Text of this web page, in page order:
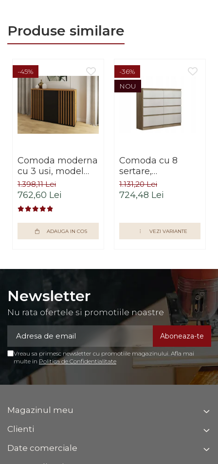
Produse similare
-45%
Comoda moderna
cu 3 usi, model
riflaj, negru/stejar
artisan, 120x88x44
cm, Bortis impex
1.398,11 Lei
762,60 Lei
ADAUGA IN COS
-36%
NOU
Comoda cu 8
sertare,
120x100x33 cm,
stejar sonoma/alb,
Bortis Impex
1.131,20 Lei
724,48 Lei
VEZI VARIANTE
Newsletter
Nu rata ofertele si promotiile noastre
Vreau sa primesc newsletter cu promotiile magazinului. Afla mai
multe in Politica de Confidentialitate
Magazinul meu
Clienti
Date comerciale